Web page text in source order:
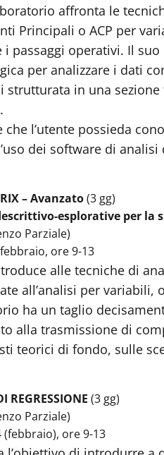
affronta le
Principali o ACP per
i passaggi operativi. Il
per analizzare i dati
strutturata in una
che l’utente possieda
dei software di analisi
– Avanzato(3 gg)
esplorative per la
Parziale)
febbraio, ore 9-13
alle tecniche di
all’analisi per
ha un taglio
alla trasmissione di
teorici di fondo, sulle
REGRESSIONE (3 gg)
Parziale)
(febbraio), ore 9-13